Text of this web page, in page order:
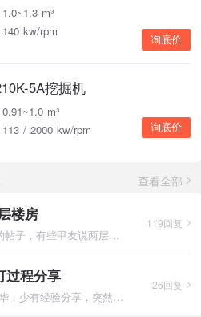
m³
kw/rpm
询底价
5A挖掘机
m³
/ 2000 kw/rpm
询底价
查看全部
楼房
前一段发过一个120拆两层楼房的帖子，有些甲友说两层房子70机完
119回复
过程分享
经常逛铁甲总是借鉴大神们的精华，少有经验分享，突然觉得我很闷
26回复